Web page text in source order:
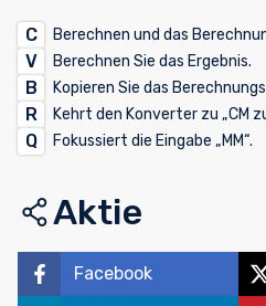
C Berechnen und das
V Berechnen Sie das Ergebnis.
B Kopieren Sie das
R Kehrt den Konverter zu „CM
Q Fokussiert die Eingabe „MM“.
Aktie
Facebook